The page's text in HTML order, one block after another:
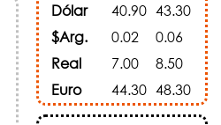
Dólar 40.90 43.30
$Arg.
0.02
0.06
Real
7.00
8.50
Euro
44.30 48.30